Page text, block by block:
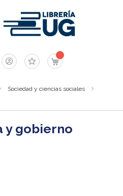
Mi carrito
Sociedad y ciencias sociales
y gobierno